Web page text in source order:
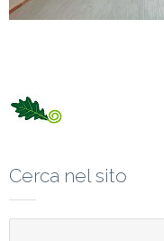
Cerca nel sito